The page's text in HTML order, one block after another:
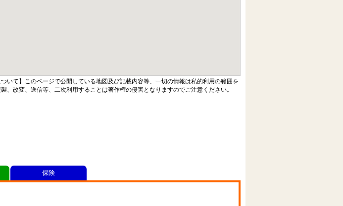
ついて】このページで公開している地図及び記載内容等、一切の情報は私的利用の範囲を
、改変、送信等、二次利用することは著作権の侵害となりますのでご注意ください。
保険